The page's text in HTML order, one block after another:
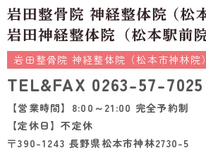
岩田整骨院 神経整体院（松本市神林院）
TEL&FAX 0263-57-7025
【営業時間】8:00～21:00 完全予約制
【定休日】不定休
〒390-1243 長野県松本市神林2730-5